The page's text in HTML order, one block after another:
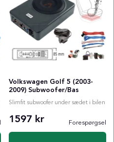
Volkswagen Golf 5 (2003-
2009) Subwoofer/Bas
Slimfit subwoofer under sædet i bilen
1597 kr Forespørgsel